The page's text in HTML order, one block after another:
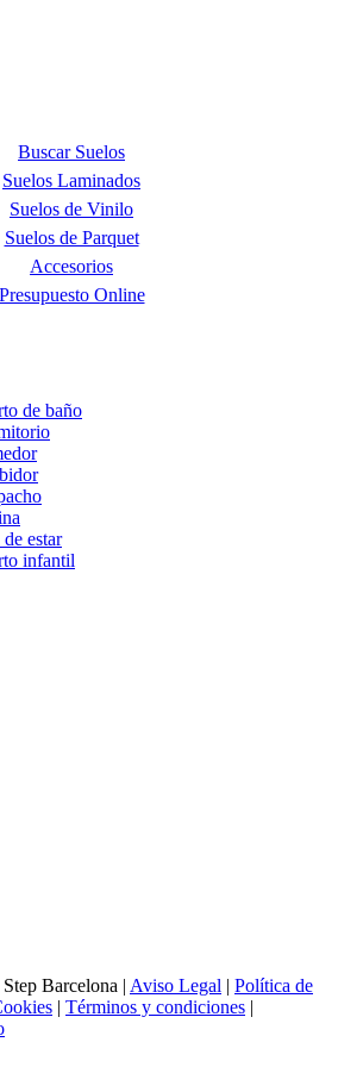
Buscar Suelos
Suelos Laminados
Suelos de Vinilo
Suelos de Parquet
Accesorios
Presupuesto Online
de baño
estar
infantil
Barcelona | Aviso Legal | Política de
| Términos y condiciones |